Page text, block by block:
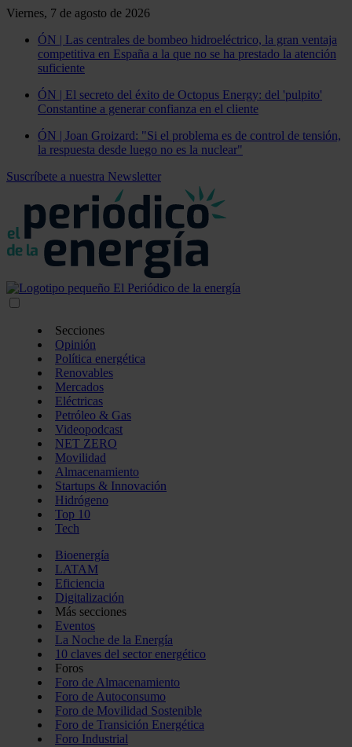
Viernes, 7 de agosto de 2026
ÓN | Las centrales de bombeo hidroeléctrico, la gran ventaja
competitiva en España a la que no se ha prestado la atención
suficiente
ÓN | El secreto del éxito de Octopus Energy: del 'pulpito'
Constantine a generar confianza en el cliente
ÓN | Joan Groizard: "Si el problema es de control de tensión,
la respuesta desde luego no es la nuclear"
Suscríbete a nuestra Newsletter
Secciones
Opinión
Política energética
Renovables
Mercados
Eléctricas
Petróleo & Gas
Videopodcast
NET ZERO
Movilidad
Almacenamiento
Startups & Innovación
Hidrógeno
Top 10
Tech
Bioenergía
LATAM
Eficiencia
Digitalización
Más secciones
Eventos
La Noche de la Energía
10 claves del sector energético
Foros
Foro de Almacenamiento
Foro de Autoconsumo
Foro de Movilidad Sostenible
Foro de Transición Energética
Foro Industrial